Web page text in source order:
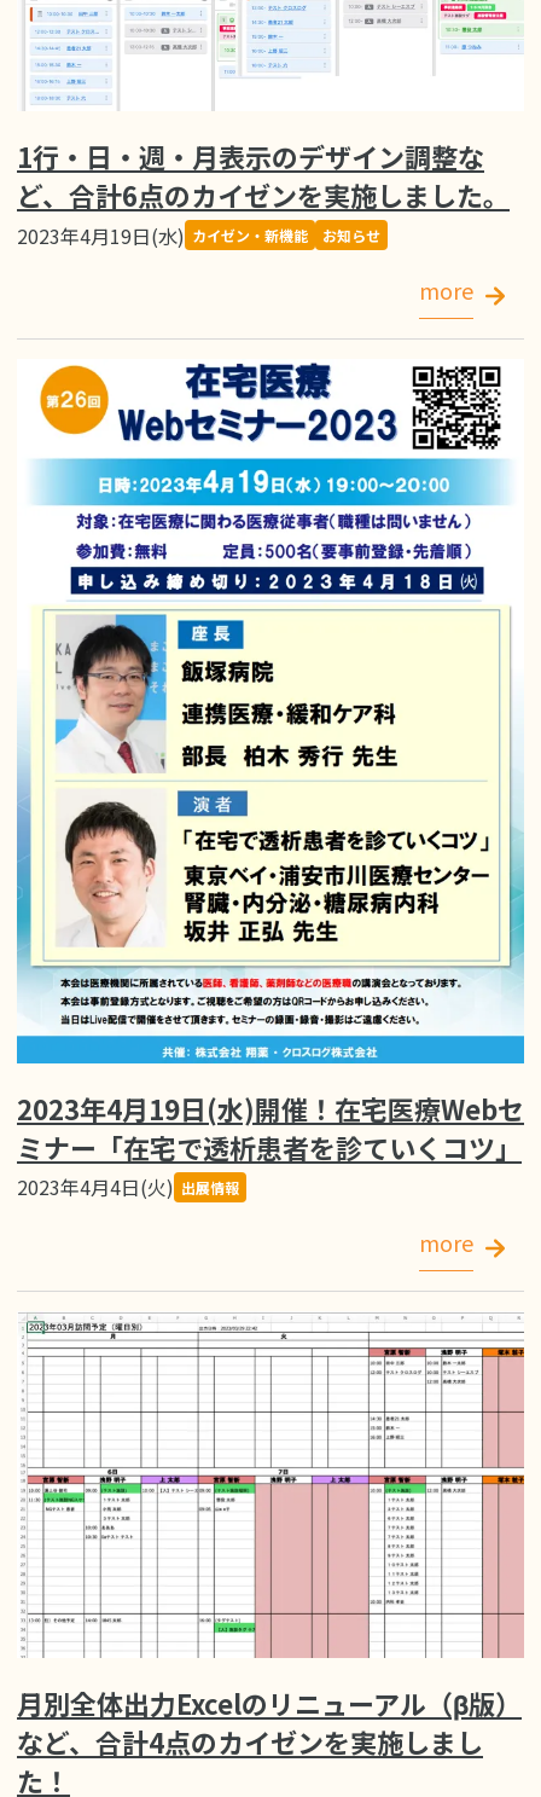
1行・日・週・月表示のデザイン調整な
ど、合計6点のカイゼンを実施しました。
2023年4月19日(水) カイゼン・新機能 お知らせ
more
2023年4月19日(水)開催！在宅医療Webセ
ミナー「在宅で透析患者を診ていくコツ」
2023年4月4日(火) 出展情報
more
月別全体出力Excelのリニューアル（β版）
など、合計4点のカイゼンを実施しまし
た！